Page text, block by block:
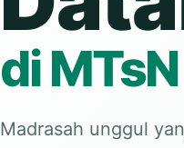
di
Madrasah unggul